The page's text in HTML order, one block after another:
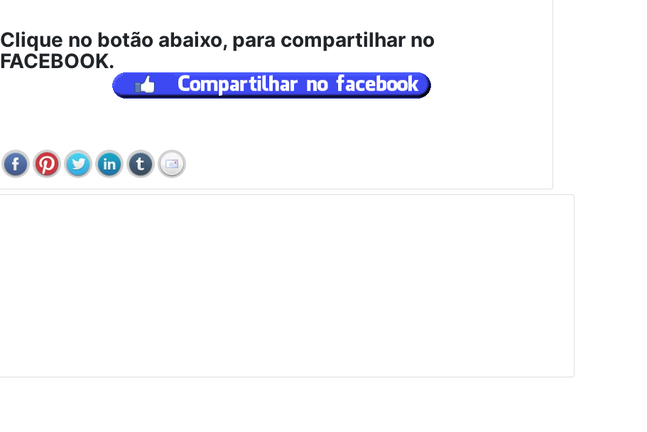
Clique no botão abaixo, para compartilhar no
FACEBOOK.